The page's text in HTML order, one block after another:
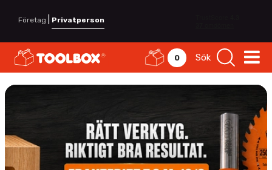
Företag Privatperson
0 Sök